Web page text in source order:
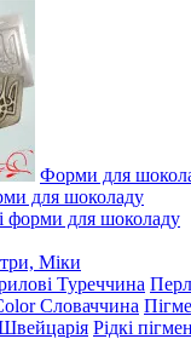
Форми для
для шоколаду
форми для шоколаду
Міки
Рідкі